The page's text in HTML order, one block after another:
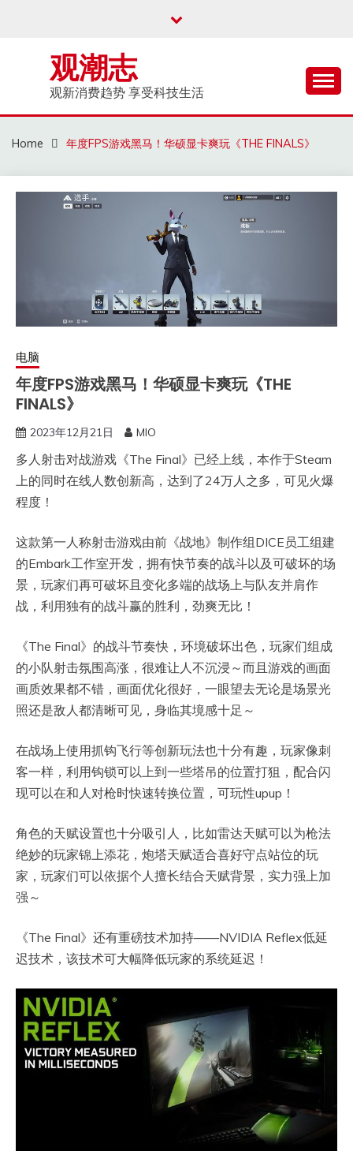
观潮志
观新消费趋势 享受科技生活
Home 年度FPS游戏黑马！华硕显卡爽玩《THE FINALS》
电脑
年度FPS游戏黑马！华硕显卡爽玩《THE
FINALS》
2023年12月21日 MIO
多人射击对战游戏《The Final》已经上线，本作于Steam
上的同时在线人数创新高，达到了24万人之多，可见火爆
程度！
这款第一人称射击游戏由前《战地》制作组DICE员工组建
的Embark工作室开发，拥有快节奏的战斗以及可破坏的场
景，玩家们再可破坏且变化多端的战场上与队友并肩作
战，利用独有的战斗赢的胜利，劲爽无比！
《The Final》的战斗节奏快，环境破坏出色，玩家们组成
的小队射击氛围高涨，很难让人不沉浸～而且游戏的画面
画质效果都不错，画面优化很好，一眼望去无论是场景光
照还是敌人都清晰可见，身临其境感十足～
在战场上使用抓钩飞行等创新玩法也十分有趣，玩家像刺
客一样，利用钩锁可以上到一些塔吊的位置打狙，配合闪
现可以在和人对枪时快速转换位置，可玩性upup！
角色的天赋设置也十分吸引人，比如雷达天赋可以为枪法
绝妙的玩家锦上添花，炮塔天赋适合喜好守点站位的玩
家，玩家们可以依据个人擅长结合天赋背景，实力强上加
强～
《The Final》还有重磅技术加持——NVIDIA Reflex低延
迟技术，该技术可大幅降低玩家的系统延迟！